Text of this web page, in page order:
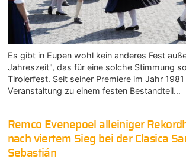
Es gibt in Eupen wohl kein anderes Fest
Jahreszeit", das für eine solche Stimmung
Tirolerfest. Seit seiner Premiere im Jahr
Veranstaltung zu einem festen Bestandteil…
Remco Evenepoel alleiniger
nach viertem Sieg bei der Clasica
Sebastián